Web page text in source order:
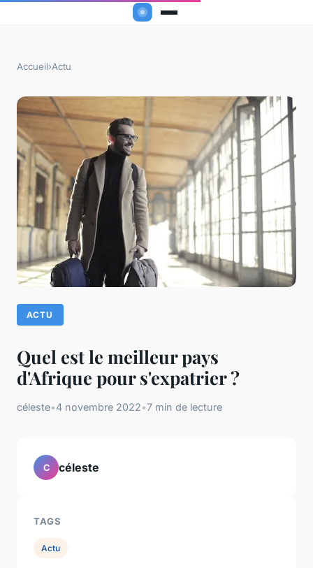
Accueil›Actu
ACTU
Quel est le meilleur pays
d'Afrique pour s'expatrier ?
céleste•4 novembre 2022•7 min de lecture
C céleste
TAGS
Actu